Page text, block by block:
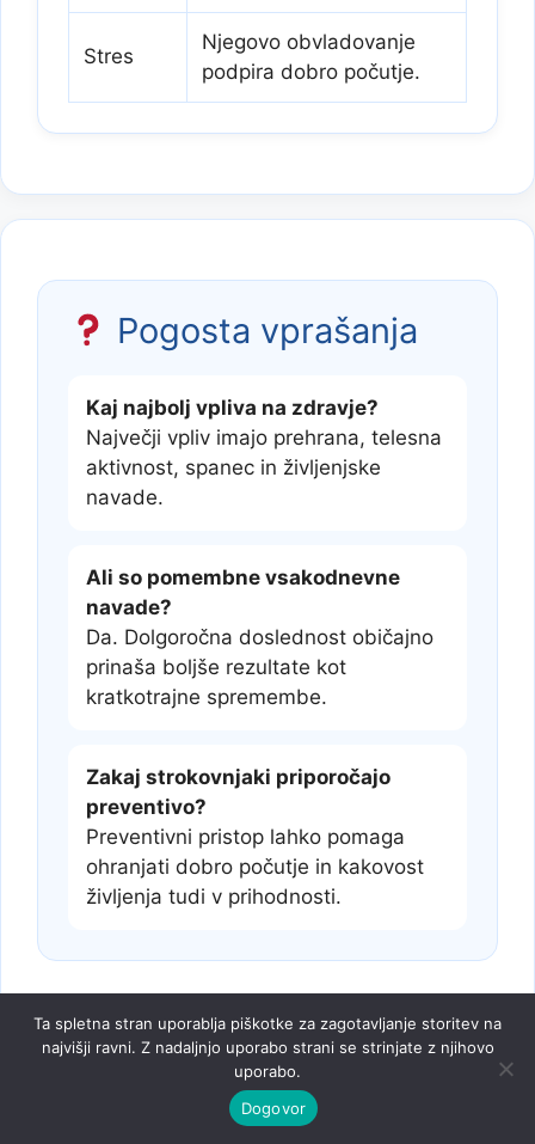
Stres
Njegovo obvladovanje
podpira dobro počutje.
Pogosta vprašanja
Kaj najbolj vpliva na zdravje?
Največji vpliv imajo prehrana, telesna
aktivnost, spanec in življenjske
navade.
Ali so pomembne vsakodnevne
navade?
Da. Dolgoročna doslednost običajno
prinaša boljše rezultate kot
kratkotrajne spremembe.
Zakaj strokovnjaki priporočajo
preventivo?
Preventivni pristop lahko pomaga
ohranjati dobro počutje in kakovost
življenja tudi v prihodnosti.
Trgovina
Politika zasebnosti
Ta spletna stran uporablja piškotke za zagotavljanje storitev na
najvišji ravni. Z nadaljnjo uporabo strani se strinjate z njihovo
uporabo.
Dogovor